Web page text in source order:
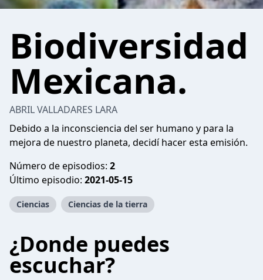
Biodiversidad
Mexicana.
ABRIL VALLADARES LARA
Debido a la inconsciencia del ser humano y para la
mejora de nuestro planeta, decidí hacer esta emisión.
Número de episodios: 2
Último episodio: 2021-05-15
Ciencias Ciencias de la tierra
¿Donde puedes
escuchar?